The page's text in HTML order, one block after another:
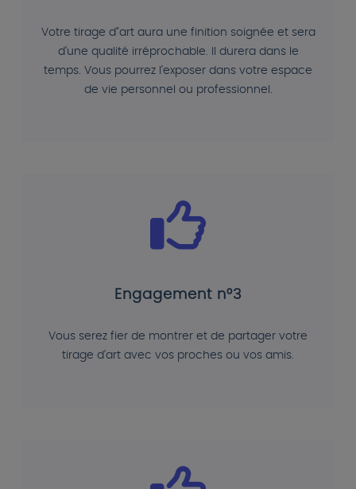
Votre tirage d"art aura une finition soignée et sera
d'une qualité irréprochable. Il durera dans le
temps. Vous pourrez l'exposer dans votre espace
de vie personnel ou professionnel.
Engagement n°3
Vous serez fier de montrer et de partager votre
tirage d'art avec vos proches ou vos amis.